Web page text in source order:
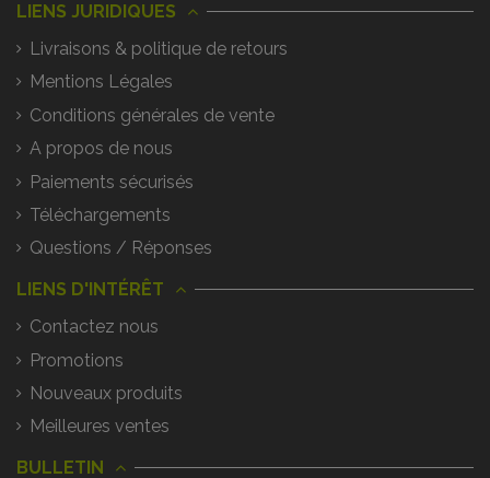
LIENS JURIDIQUES
Livraisons & politique de retours
Mentions Légales
Conditions générales de vente
A propos de nous
Paiements sécurisés
Téléchargements
Questions / Réponses
LIENS D'INTÉRÊT
Contactez nous
Promotions
Nouveaux produits
Meilleures ventes
BULLETIN